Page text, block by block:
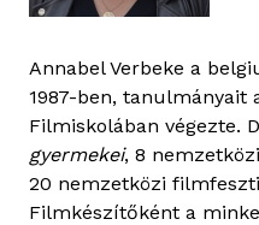
Annabel Verbeke a
1987-ben, tanulmányait
Filmiskolában végezte.
gyermekei, 8
20 nemzetközi
Filmkészítőként a